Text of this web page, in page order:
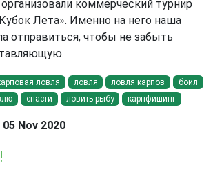
коммерческий турнир
Лета». Именно на него наша
отправиться, чтобы не забыть
ловля ловля ловля карпов
бойл
снасти ловить рыбу карпфишинг
05 Nov 2020